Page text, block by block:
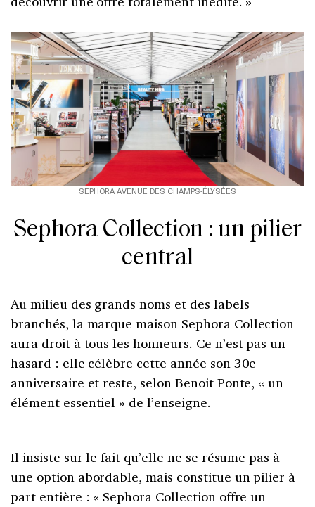
SEPHORA AVENUE DES CHAMPS-ÉLYSÉES
Sephora Collection : un pilier
central
Au milieu des grands noms et des labels
branchés, la marque maison Sephora Collection
aura droit à tous les honneurs. Ce n’est pas un
hasard : elle célèbre cette année son 30e
anniversaire et reste, selon Benoit Ponte, « un
élément essentiel » de l’enseigne.
Il insiste sur le fait qu’elle ne se résume pas à
une option abordable, mais constitue un pilier à
part entière : « Sephora Collection offre un